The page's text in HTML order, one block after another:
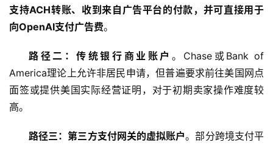
支持ACH转账、收到来自广告平台的付款，并可直接用于
向OpenAI支付广告费。
路径二：传统银行商业账户 。Chase或Bank of
America理论上允许非居民申请，但普遍要求前往美国网点
面签或提供美国实际经营证明，对于初期卖家操作难度较
高。
路径三：第三方支付网关的虚拟账户。部分跨境支付平